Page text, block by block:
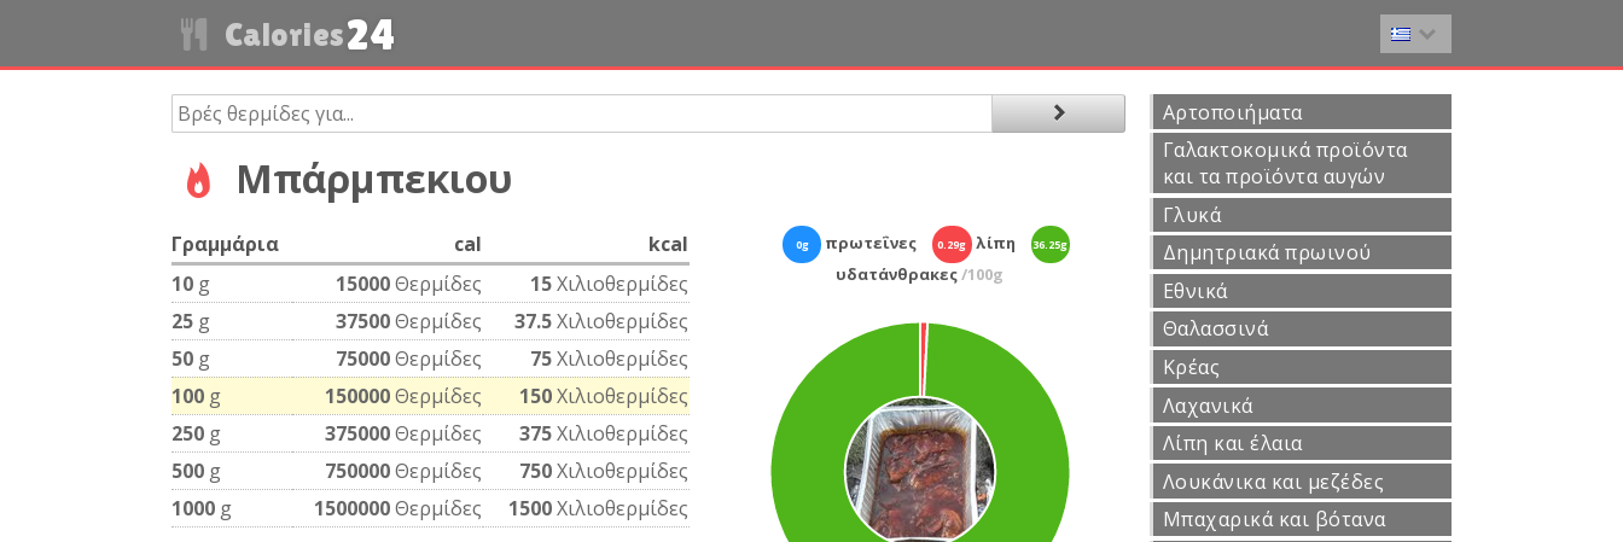
Calories24
Μπάρμπεκιου
Γραμμάρια cal
kcal
10 g 15000Θερμίδες 15Χιλιοθερμίδες
25 g 37500Θερμίδες 37.5Χιλιοθερμίδες
50 g 75000Θερμίδες 75Χιλιοθερμίδες
100 g 150000Θερμίδες 150Χιλιοθερμίδες
250 g 375000Θερμίδες 375Χιλιοθερμίδες
500 g 750000Θερμίδες 750Χιλιοθερμίδες
1000 g 1500000Θερμίδες 1500Χιλιοθερμίδες
0g πρωτεΐνες 0.29g λίπη 36.25g
υδατάνθρακες/100g
Αρτοποιήματα
Γαλακτοκομικά προϊόντα
και τα προϊόντα αυγών
Γλυκά
Δημητριακά πρωινού
Εθνικά
Θαλασσινά
Κρέας
Λαχανικά
Λίπη και έλαια
Λουκάνικα και μεζέδες
Μπαχαρικά και βότανα